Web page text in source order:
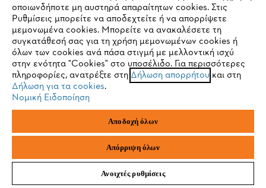
Πολιτική απορρήτου Νομικό κείμενο Cookies
Νομικές πληροφορίες
ANDREAS STIHL ΜΟΝΟΠΡΟΣΩΠΗ Α.Ε.
ΑΓ. ΑΝΔΡΕΟΥ 51 ΠΑΛΛΟΥΡΙΩΤΙΣΣΑ
1041 ΛΕΥΚΩΣΙΑ
Sie nutzen einen Browser, den wir noch nicht unterstützen. Für
eine optimale Nutzung unserer Seite empfehlen wir Ihnen, zu
einem der folgenden Browser zu wechseln:
Firefox Chrome
οποιωνδήποτε μη αυστηρά απαραίτητων cookies. Στις
Ρυθμίσεις μπορείτε να αποδεχτείτε ή να απορρίψετε
μεμονωμένα cookies. Μπορείτε να ανακαλέσετε τη
συγκατάθεσή σας για τη χρήση μεμονωμένων cookies ή
όλων των cookies ανά πάσα στιγμή με μελλοντική ισχύ
στην ενότητα "Cookies" στο υποσέλιδο. Για περισσότερες
πληροφορίες, ανατρέξτε στηΔήλωση απορρήτου και στη
Δήλωση για τα cookies.
Νομική Ειδοποίηση
Αποδοχή όλων
Απόρριψη όλων
Ανοιχτές ρυθμίσεις